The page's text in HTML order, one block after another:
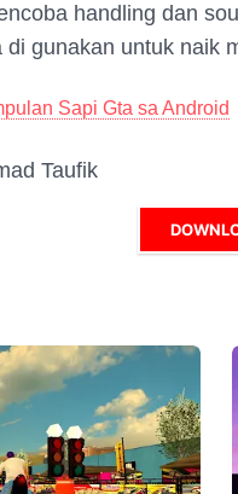
handling dan
di gunakan untuk naik
Sapi Gta sa Android
Taufik